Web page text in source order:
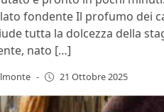
fondente Il profumo dei
tutta la dolcezza della
nato […]
- 21 Ottobre 2025